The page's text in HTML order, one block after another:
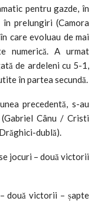
pentru gazde, în
prelungiri (Camora
care evoluau de mai
numerică. A urmat
de ardeleni cu 5-1,
în partea secundă.
precedentă, s-au
Cânu / Cristi
dublă).
jocuri – două victorii
două victorii – șapte